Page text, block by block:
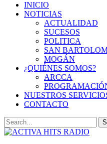
INICIO
NOTICIAS
ACTUALIDAD
SUCESOS
POLITICA
SAN
MOGÁN
¿QUIÉNES SOMOS?
ARCCA
NUESTROS
CONTACTO